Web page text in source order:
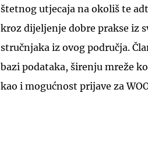
štetnog utjecaja na okoliš te
kroz dijeljenje dobre prakse iz
stručnjaka iz ovog područja.
bazi podataka, širenju mreže
kao i mogućnost prijave za